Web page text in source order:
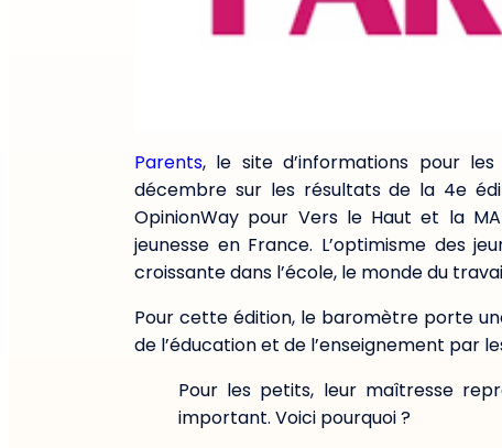
Parents, le site d’informations pour
décembre sur les résultats de la 4e
OpinionWay pour Vers le Haut et la
jeunesse en France. L’optimisme des
croissante dans l’école, le monde du
Pour cette édition, le baromètre porte
de l’éducation et de l’enseignement par
Pour les petits, leur maîtresse
important. Voici pourquoi ?